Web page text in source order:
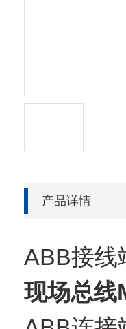
产品详情
ABB接
现场总线